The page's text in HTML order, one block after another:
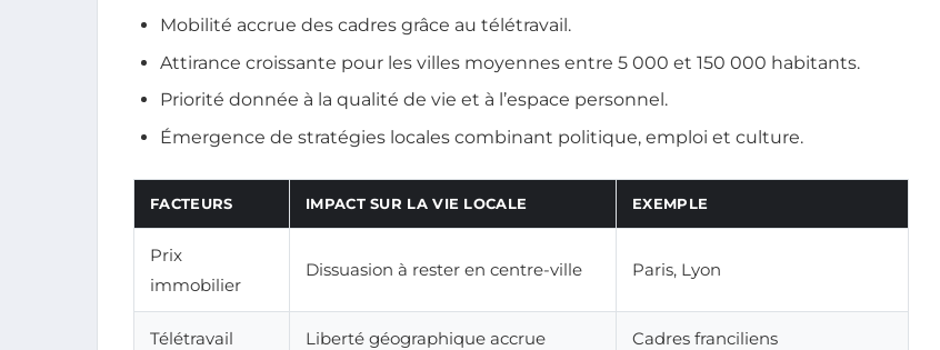
Mobilité accrue des cadres grâce au télétravail.
Attirance croissante pour les villes moyennes entre 5 000 et 150 000 habitants.
Priorité donnée à la qualité de vie et à l’espace personnel.
Émergence de stratégies locales combinant politique, emploi et culture.
FACTEURS IMPACT SUR LA VIE LOCALE EXEMPLE
Prix
immobilier
Dissuasion à rester en centre-ville Paris, Lyon
Télétravail Liberté géographique accrue Cadres franciliens